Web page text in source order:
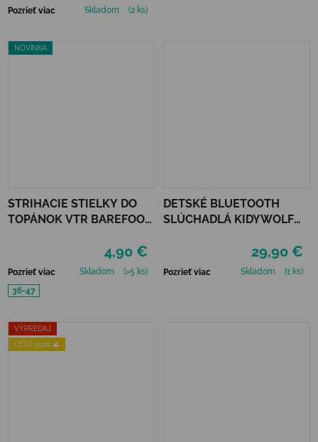
Pozrieť viac Skladom (2 ks)
NOVINKA
STRIHACIE STIELKY DO
TOPÁNOK VTR BAREFOOT
4,90 €
Pozrieť viac Skladom
(>5 ks)
36-47
DETSKÉ BLUETOOTH
SLÚCHADLÁ KIDYWOLF
29,90 €
Pozrieť viac Skladom (1 ks)
VÝPREDAJ
LETO 2026 🌊